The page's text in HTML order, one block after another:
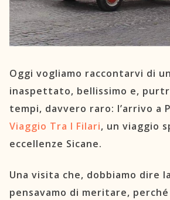
Circolo
Oggi vogliamo raccontarvi di
inaspettato, bellissimo e,
tempi, davvero raro: l’arrivo a
Viaggio Tra I Filari, un viaggio
eccellenze Sicane.
Una visita che, dobbiamo dire
pensavamo di meritare,